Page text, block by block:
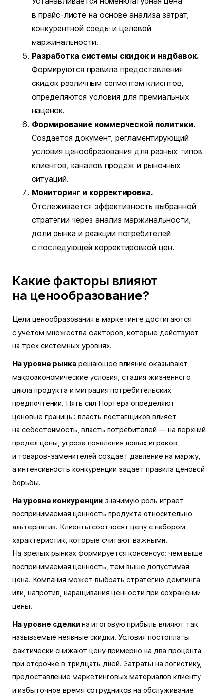
в прайс-листе на основе анализа затрат,
конкурентной среды и целевой
маржинальности.
Разработка системы скидок и надбавок.
Формируются правила предоставления
скидок различным сегментам клиентов,
определяются условия для премиальных
наценок.
Формирование коммерческой политики.
Создается документ, регламентирующий
условия ценообразования для разных типов
клиентов, каналов продаж и рыночных
ситуаций.
Мониторинг и корректировка.
Отслеживается эффективность выбранной
стратегии через анализ маржинальности,
доли рынка и реакции потребителей
с последующей корректировкой цен.
Какие факторы влияют
на ценообразование?
Цели ценообразования в маркетинге достигаются
с учетом множества факторов, которые действуют
на трех системных уровнях.
На уровне рынка решающее влияние оказывают
макроэкономические условия, стадия жизненного
цикла продукта и миграция потребительских
предпочтений. Пять сил Портера определяют
ценовые границы: власть поставщиков влияет
на себестоимость, власть потребителей — на верхний
предел цены, угроза появления новых игроков
и товаров-заменителей создает давление на маржу,
а интенсивность конкуренции задает правила ценовой
борьбы.
На уровне конкуренции значимую роль играет
воспринимаемая ценность продукта относительно
альтернатив. Клиенты соотносят цену с набором
характеристик, которые считают важными.
На зрелых рынках формируется консенсус: чем выше
воспринимаемая ценность, тем выше допустимая
цена. Компания может выбрать стратегию демпинга
или, напротив, наращивания ценности при сохранении
цены.
На уровне сделкина итоговую прибыль влияют так
называемые неявные скидки. Условия постоплаты
фактически снижают цену примерно на два процента
при отсрочке в тридцать дней. Затраты на логистику,
предоставление маркетинговых материалов клиенту
и избыточное время сотрудников на обслуживание